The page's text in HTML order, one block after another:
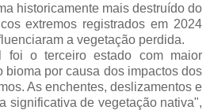
historicamente mais destruído do
extremos registrados em 2024
a vegetação perdida.
o terceiro estado com maior
bioma por causa dos impactos dos
As enchentes, deslizamentos e
significativa de vegetação nativa",